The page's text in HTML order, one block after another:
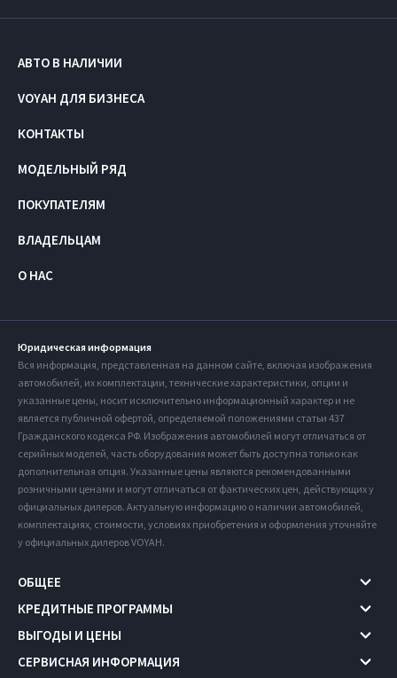
АВТО В НАЛИЧИИ
VOYAH ДЛЯ БИЗНЕСА
КОНТАКТЫ
МОДЕЛЬНЫЙ РЯД
ПОКУПАТЕЛЯМ
ВЛАДЕЛЬЦАМ
О НАС
Юридическая информация
Вся информация, представленная на данном сайте, включая изображения
автомобилей, их комплектации, технические характеристики, опции и
указанные цены, носит исключительно информационный характер и не
является публичной офертой, определяемой положениями статьи 437
Гражданского кодекса РФ. Изображения автомобилей могут отличаться от
серийных моделей, часть оборудования может быть доступна только как
дополнительная опция. Указанные цены являются рекомендованными
розничными ценами и могут отличаться от фактических цен, действующих у
официальных дилеров. Актуальную информацию о наличии автомобилей,
комплектациях, стоимости, условиях приобретения и оформления уточняйте
у официальных дилеров VOYAH.
ОБЩЕЕ
КРЕДИТНЫЕ ПРОГРАММЫ
ВЫГОДЫ И ЦЕНЫ
СЕРВИСНАЯ ИНФОРМАЦИЯ